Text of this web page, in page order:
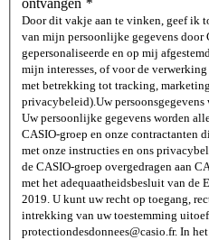
ontvangen *
Door dit vakje aan te vinken, geef ik
van mijn persoonlijke gegevens door
gepersonaliseerde en op mij
mijn interesses, of voor de
met betrekking tot tracking,
privacybeleid).Uw
Uw persoonlijke gegevens worden
CASIO-groep en onze contractanten
met onze instructies en ons
de CASIO-groep overgedragen aan
met het adequaatheidsbesluit van de
2019. U kunt uw recht op toegang,
intrekking van uw toestemming
protectiondesdonnees@casio.fr. In